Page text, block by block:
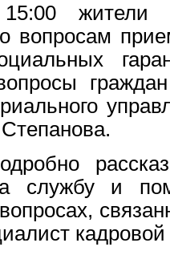
жители
вопросам
службу и